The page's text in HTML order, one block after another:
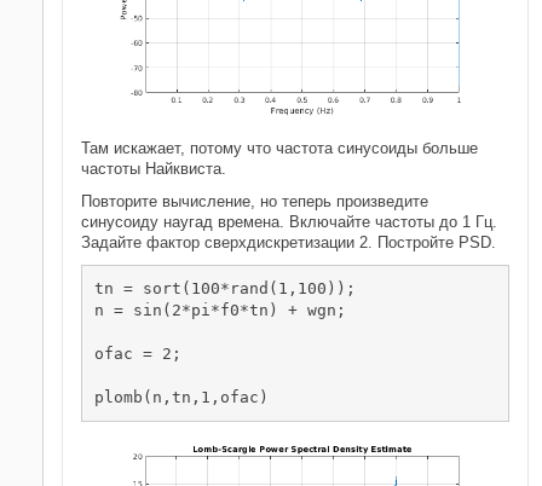
Там искажает, потому что частота синусоиды больше
частоты Найквиста.
Повторите вычисление, но теперь произведите
синусоиду наугад времена. Включайте частоты до 1 Гц.
Задайте фактор сверхдискретизации 2. Постройте PSD.
tn = sort(100*rand(1,100));
n = sin(2*pi*f0*tn) + wgn;
ofac = 2;
plomb(n,tn,1,ofac)